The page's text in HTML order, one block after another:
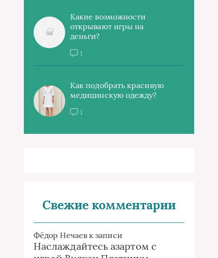
Какие возможности
открывают игры на
деньги?
1
Как подобрать красивую
медицинскую одежду?
1
Свежие комментарии
Фёдор Нечаевк записи
Наслаждайтесь азартом с